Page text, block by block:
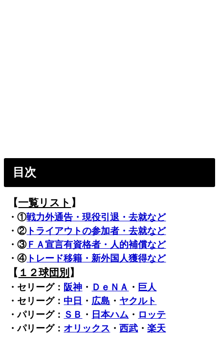
目次
【一覧リスト 】
・①戦力外通告・現役引退・去就など
・②トライアウトの参加者・去就など
・③ＦＡ宣言有資格者・人的補償など
・④トレード移籍・新外国人獲得など
【 １２球団別 】
・セリーグ： 阪神 ・ ＤｅＮＡ ・ 巨人
・セリーグ： 中日 ・ 広島 ・ ヤクルト
・パリーグ： ＳＢ ・ 日本ハム ・ ロッテ
・パリーグ： オリックス ・西武 ・楽天